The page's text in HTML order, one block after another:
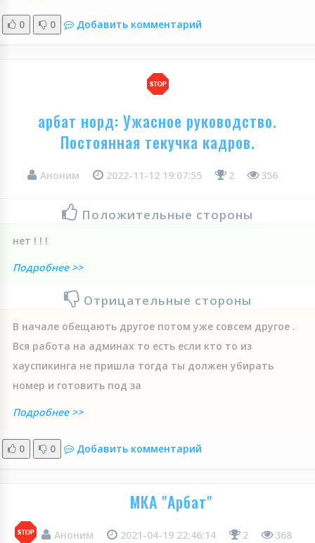
0 0 Добавить комментарий
арбат норд: Ужасное руководство.
Постоянная текучка кадров.
Аноним 2022-11-12 19:07:55 2 356
Положительные стороны
нет ! ! !
Подробнее >>
Отрицательные стороны
В начале обещають другое потом уже совсем другое .
Вся работа на админах то есть если кто то из
хауспикинга не пришла тогда ты должен убирать
номер и готовить под за
Подробнее >>
0 0 Добавить комментарий
МКА "Арбат"
Аноним 2021-04-19 22:46:14 2 368